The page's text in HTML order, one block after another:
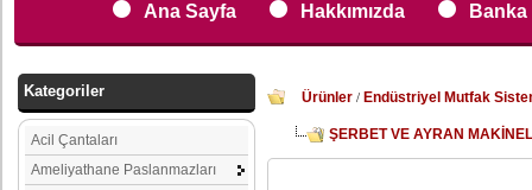
Ana Sayfa Hakkımızda Banka
Kategoriler
Acil Çantaları
Ameliyathane Paslanmazları
Ürünler / Endüstriyel Mutfak
ŞERBET VE AYRAN